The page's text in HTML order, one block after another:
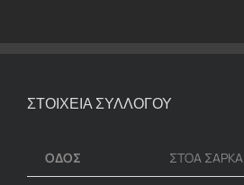
ΣΤΟΙΧΕΙΑ ΣΥΛΛΟΓΟΥ
ΟΔΟΣ ΣΤΟΑ ΣΑΡΚΑ